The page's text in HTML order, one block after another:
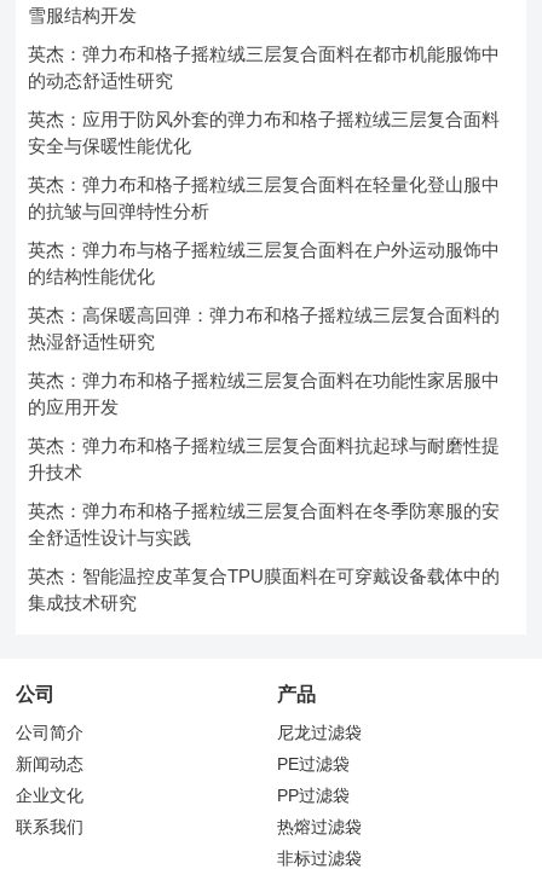
雪服结构开发
英杰：弹力布和格子摇粒绒三层复合面料在都市机能服饰中
的动态舒适性研究
英杰：应用于防风外套的弹力布和格子摇粒绒三层复合面料
安全与保暖性能优化
英杰：弹力布和格子摇粒绒三层复合面料在轻量化登山服中
的抗皱与回弹特性分析
英杰：弹力布与格子摇粒绒三层复合面料在户外运动服饰中
的结构性能优化
英杰：高保暖高回弹：弹力布和格子摇粒绒三层复合面料的
热湿舒适性研究
英杰：弹力布和格子摇粒绒三层复合面料在功能性家居服中
的应用开发
英杰：弹力布和格子摇粒绒三层复合面料抗起球与耐磨性提
升技术
英杰：弹力布和格子摇粒绒三层复合面料在冬季防寒服的安
全舒适性设计与实践
英杰：智能温控皮革复合TPU膜面料在可穿戴设备载体中的
集成技术研究
公司
公司简介
新闻动态
企业文化
联系我们
产品
尼龙过滤袋
PE过滤袋
PP过滤袋
热熔过滤袋
非标过滤袋